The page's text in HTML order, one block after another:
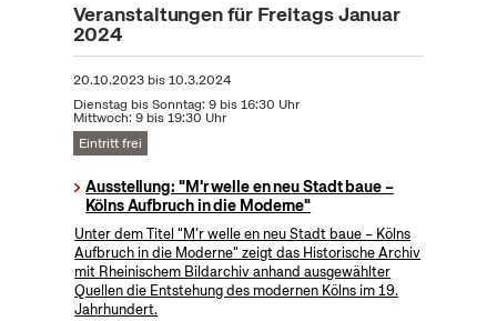
Veranstaltungen für Freitags Januar
2024
20.10.2023bis10.3.2024
Dienstag bis Sonntag: 9 bis 16:30 Uhr
Mittwoch: 9 bis 19:30 Uhr
Eintritt frei
Ausstellung: "M'r welle en neu Stadt baue –
Kölns Aufbruch in die Moderne"
Unter dem Titel "M’r welle en neu Stadt baue – Kölns
Aufbruch in die Moderne" zeigt das Historische Archiv
mit Rheinischem Bildarchiv anhand ausgewählter
Quellen die Entstehung des modernen Kölns im 19.
Jahrhundert.